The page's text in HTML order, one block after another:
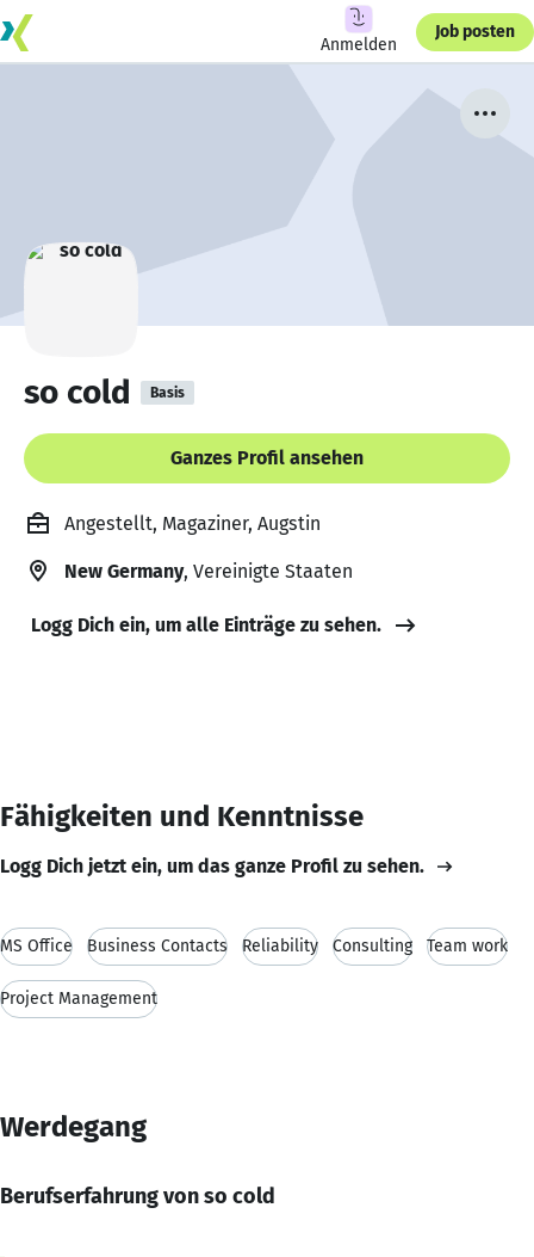
Anmelden
Job posten
so cold Basis
Ganzes Profil ansehen
Angestellt, Magaziner, Augstin
New Germany, Vereinigte Staaten
Logg Dich ein, um alle Einträge zu sehen.
Fähigkeiten und Kenntnisse
Logg Dich jetzt ein, um das ganze Profil zu sehen.
MS Office Business Contacts Reliability Consulting Team work
Project Management
Werdegang
Berufserfahrung von so cold